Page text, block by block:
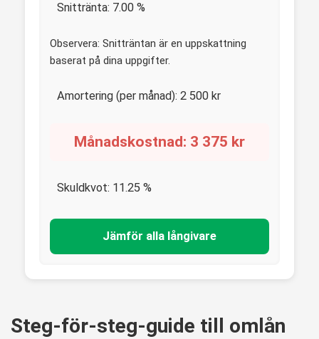
Snittränta: 7.00 %
Observera: Snitträntan är en uppskattning
baserat på dina uppgifter.
Amortering (per månad): 2 500 kr
Månadskostnad: 3 375 kr
Skuldkvot: 11.25 %
Jämför alla långivare
Steg-för-steg-guide till omlån